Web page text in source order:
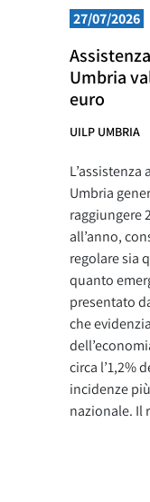
27/07/2026
Umbria
euro
UILP UMBRIA
Umbria
raggiungere
all’anno,
regolare sia
quanto
presentato
che
circa l’1,2%
incidenze
nazionale. Il